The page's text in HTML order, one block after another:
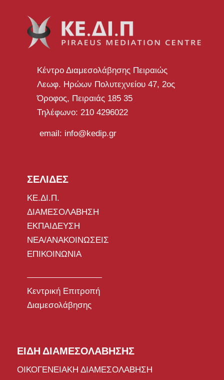
Κέντρο Διαμεσολάβησης Πειραιώς
Λεωφ. Ηρώων Πολυτεχνείου 47, 2ος
Όροφος, Πειραιάς 185 35
Τηλέφωνο: 210 4296022
email: info@kedip.gr
ΣΕΛΙΔΕΣ
ΚΕ.ΔΙ.Π.
ΔΙΑΜΕΣΟΛΑΒΗΣΗ
ΕΚΠΑΙΔΕΥΣΗ
ΝΕΑ/ΑΝΑΚΟΙΝΩΣΕΙΣ
ΕΠΙΚΟΙΝΩΝΙΑ
Κεντρική Επιτροπή
Διαμεσολάβησης
ΕΙΔΗ ΔΙΑΜΕΣΟΛΑΒΗΣΗΣ
ΟΙΚΟΓΕΝΕΙΑΚΗ ΔΙΑΜΕΣΟΛΑΒΗΣΗ